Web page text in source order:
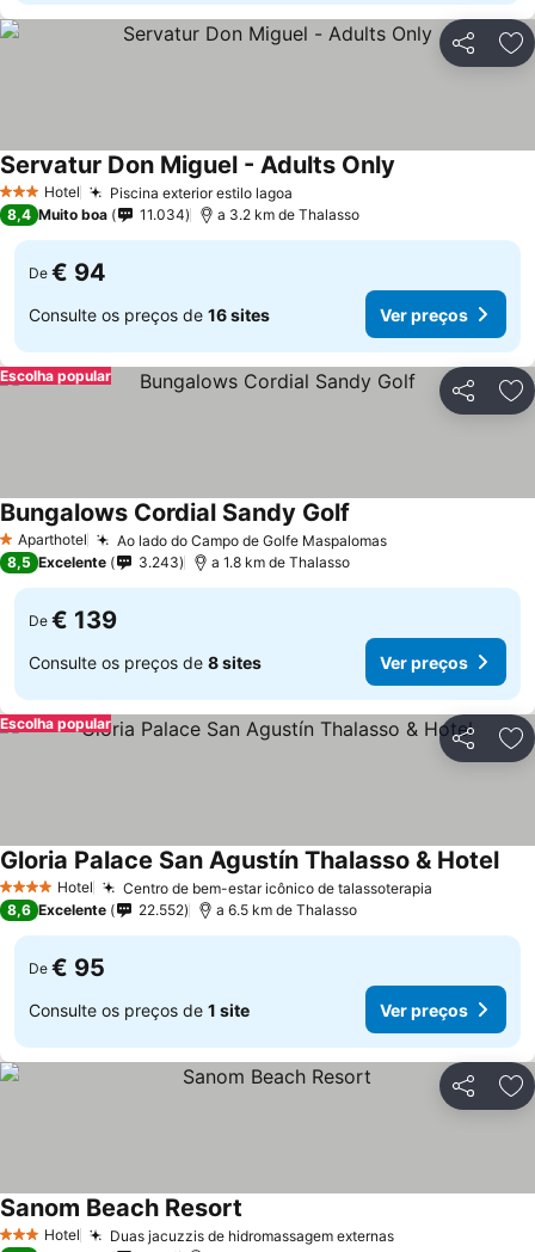
Partilhar
3 EstrelasHotel Piscina exterior estilo lagoa
Servatur Don Miguel - Adults Only
8,4 Muito boa 11.034 a 3.2 km de Thalasso
De € 94
Consulte os preços de 16 sites Ver preços
Partilhar
Escolha popular
1 Estrelas
Aparthotel Ao lado do Campo de Golfe Maspalomas
Bungalows Cordial Sandy Golf
8,5 Excelente 3.243 a 1.8 km de Thalasso
De € 139
Consulte os preços de 8 sites Ver preços
Partilhar
Escolha popular
4 EstrelasHotel Centro de bem-estar icônico de talassoterapia
Gloria Palace San Agustín Thalasso & Hotel
8,6 Excelente 22.552 a 6.5 km de Thalasso
De € 95
Consulte os preços de 1 site Ver preços
Partilhar
3 EstrelasHotel Duas jacuzzis de hidromassagem externas
Sanom Beach Resort